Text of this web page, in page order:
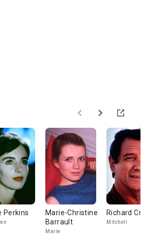
Perkins
Marie-Christine
Barrault
Marie
Richard
Mitchell